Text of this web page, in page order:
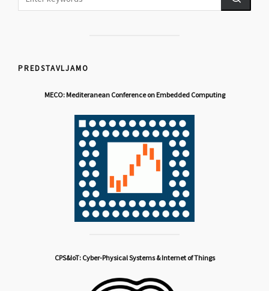
PREDSTAVLJAMO
MECO: Mediteranean Conference on Embedded Computing
CPS&IoT: Cyber-Physical Systems & Internet of Things